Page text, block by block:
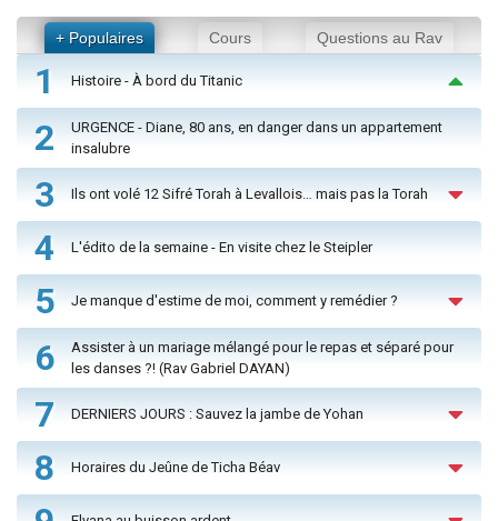
+ Populaires Cours Questions au Rav
1 Histoire - À bord du Titanic
2
URGENCE - Diane, 80 ans, en danger dans un appartement
insalubre
3 Ils ont volé 12 Sifré Torah à Levallois… mais pas la Torah
4 L'édito de la semaine - En visite chez le Steipler
5 Je manque d'estime de moi, comment y remédier ?
6
Assister à un mariage mélangé pour le repas et séparé pour
les danses ?! (Rav Gabriel DAYAN)
7 DERNIERS JOURS : Sauvez la jambe de Yohan
8 Horaires du Jeûne de Ticha Béav